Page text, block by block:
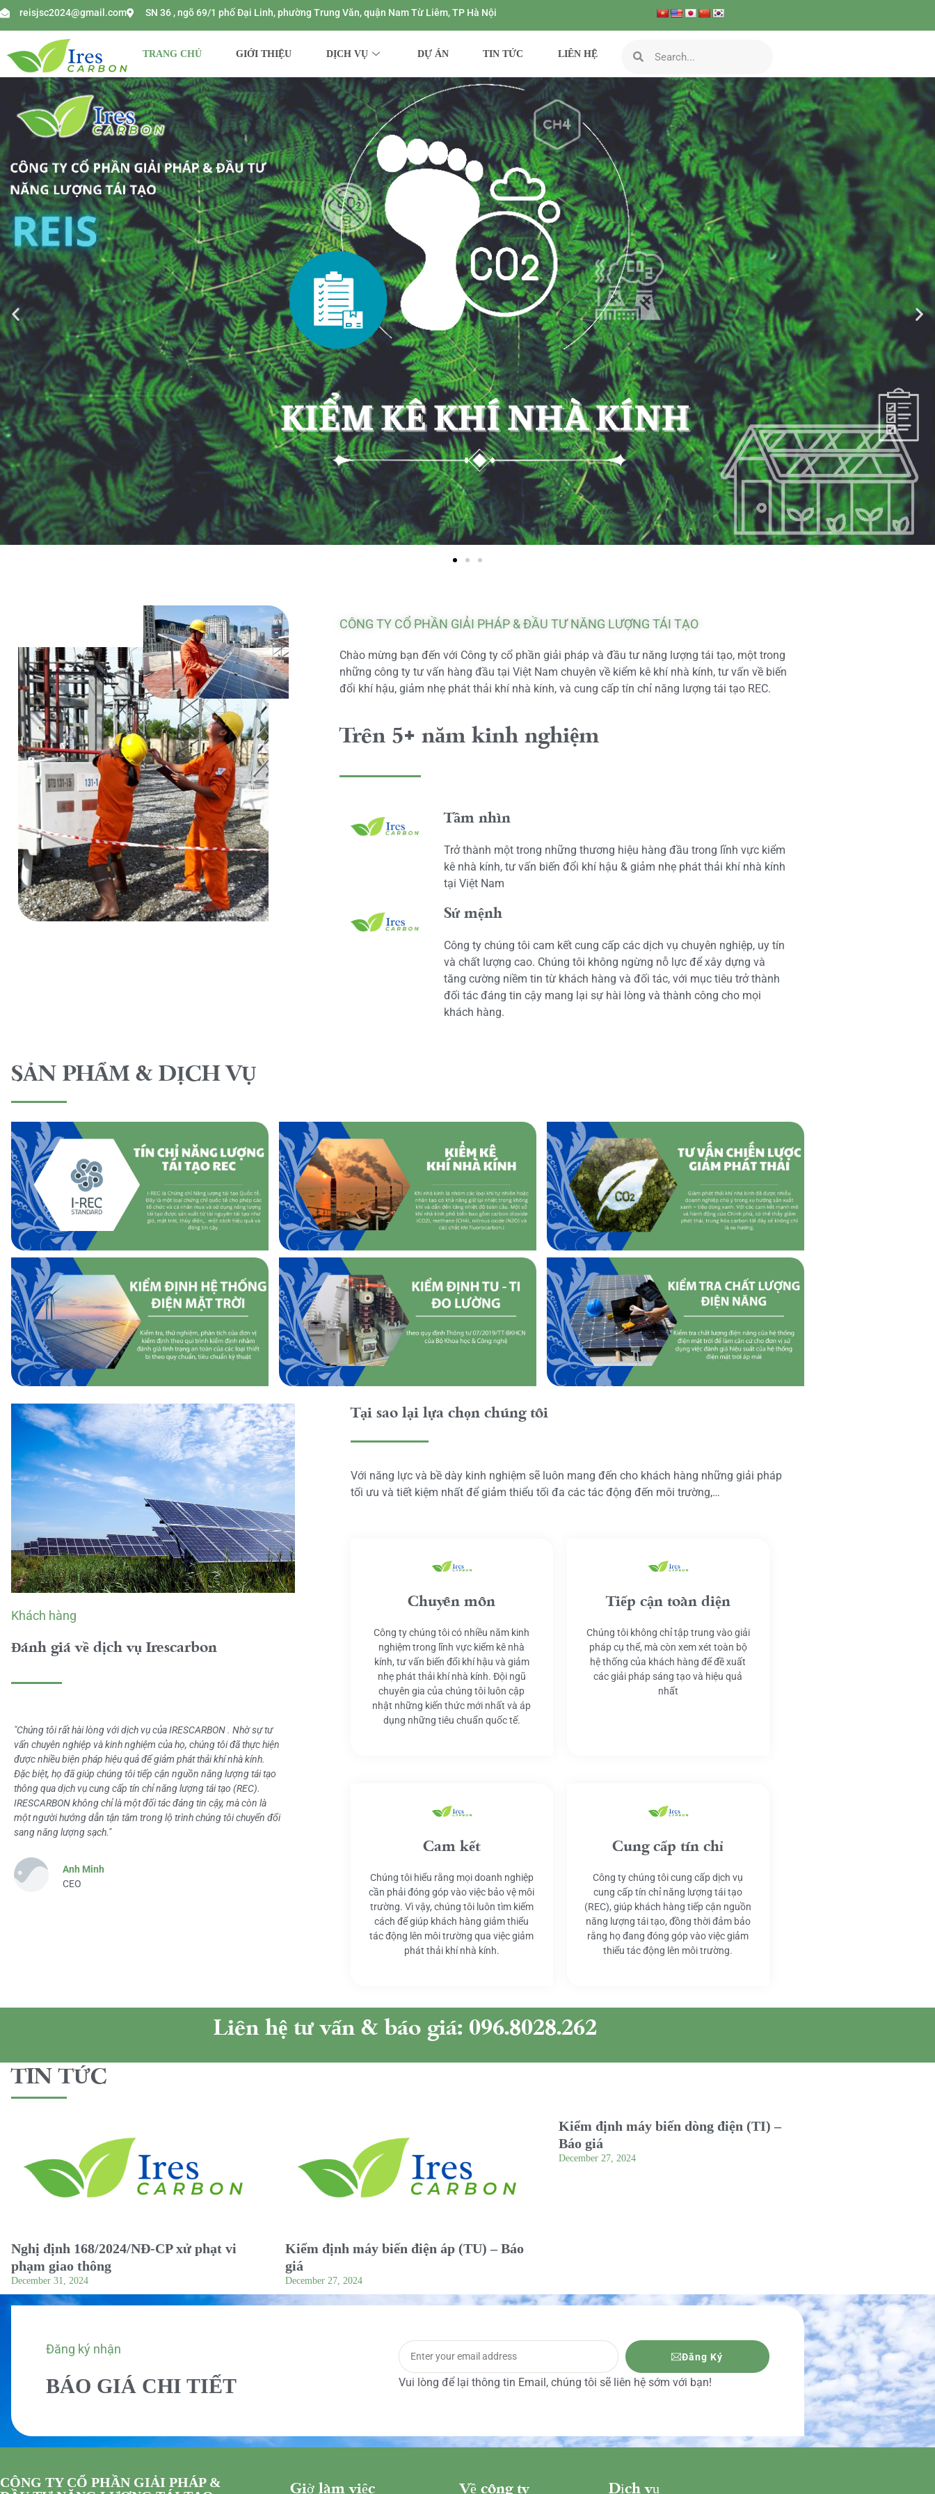
reisjsc2024@gmail.com SN 36 , ngõ 69/1 phố Đại Linh, phường Trung Văn, quận Nam Từ Liêm, TP Hà Nội
TRANG CHỦ GIỚI THIỆU DỊCH VỤ DỰ ÁN TIN TỨC LIÊN HỆ
CÔNG TY CỔ PHẦN GIẢI PHÁP & ĐẦU TƯ NĂNG LƯỢNG TÁI TẠO
Chào mừng bạn đến với Công ty cổ phần giải pháp và đầu tư năng lượng tái tạo, một trong
những công ty tư vấn hàng đầu tại Việt Nam chuyên về kiểm kê khí nhà kính, tư vấn về biến
đổi khí hậu, giảm nhẹ phát thải khí nhà kính, và cung cấp tín chỉ năng lượng tái tạo REC.
Trên 5+ năm kinh nghiệm
Tầm nhìn
Trở thành một trong những thương hiệu hàng đầu trong lĩnh vực kiểm
kê nhà kính, tư vấn biến đổi khí hậu & giảm nhẹ phát thải khí nhà kính
tại Việt Nam
Sứ mệnh
Công ty chúng tôi cam kết cung cấp các dịch vụ chuyên nghiệp, uy tín
và chất lượng cao. Chúng tôi không ngừng nỗ lực để xây dựng và
tăng cường niềm tin từ khách hàng và đối tác, với mục tiêu trở thành
đối tác đáng tin cậy mang lại sự hài lòng và thành công cho mọi
khách hàng.
SẢN PHẨM & DỊCH VỤ
Khách hàng
Đánh giá về dịch vụ Irescarbon
"Chúng tôi rất hài lòng với dịch vụ của IRESCARBON . Nhờ sự tư
vấn chuyên nghiệp và kinh nghiệm của họ, chúng tôi đã thực hiện
được nhiều biện pháp hiệu quả để giảm phát thải khí nhà kính.
Đặc biệt, họ đã giúp chúng tôi tiếp cận nguồn năng lượng tái tạo
thông qua dịch vụ cung cấp tín chỉ năng lượng tái tạo (REC).
IRESCARBON không chỉ là một đối tác đáng tin cậy, mà còn là
một người hướng dẫn tận tâm trong lộ trình chúng tôi chuyển đổi
sang năng lượng sạch."
Anh Minh
CEO
Tại sao lại lựa chọn chúng tôi
Với năng lực và bề dày kinh nghiệm sẽ luôn mang đến cho khách hàng những giải pháp
tối ưu và tiết kiệm nhất để giảm thiểu tối đa các tác động đến môi trường,…
Chuyên môn
Công ty chúng tôi có nhiều năm kinh
nghiệm trong lĩnh vực kiểm kê nhà
kính, tư vấn biến đổi khí hậu và giảm
nhẹ phát thải khí nhà kính. Đội ngũ
chuyên gia của chúng tôi luôn cập
nhật những kiến thức mới nhất và áp
dụng những tiêu chuẩn quốc tế.
Tiếp cận toàn diện
Chúng tôi không chỉ tập trung vào giải
pháp cụ thể, mà còn xem xét toàn bộ
hệ thống của khách hàng để đề xuất
các giải pháp sáng tạo và hiệu quả
nhất
Cam kết
Chúng tôi hiểu rằng mọi doanh nghiệp
cần phải đóng góp vào việc bảo vệ môi
trường. Vì vậy, chúng tôi luôn tìm kiếm
cách để giúp khách hàng giảm thiểu
tác động lên môi trường qua việc giảm
phát thải khí nhà kính.
Cung cấp tín chỉ
Công ty chúng tôi cung cấp dịch vụ
cung cấp tín chỉ năng lượng tái tạo
(REC), giúp khách hàng tiếp cận nguồn
năng lượng tái tạo, đồng thời đảm bảo
rằng họ đang đóng góp vào việc giảm
thiểu tác động lên môi trường.
Liên hệ tư vấn & báo giá: 096.8028.262
TIN TỨC
Nghị định 168/2024/NĐ-CP xử phạt vi
phạm giao thông
December 31, 2024
Kiểm định máy biến điện áp (TU) – Báo
giá
December 27, 2024
Kiểm định máy biến dòng điện (TI) –
Báo giá
December 27, 2024
Đăng ký nhận
BÁO GIÁ CHI TIẾT
Đăng Ký
Vui lòng để lại thông tin Email, chúng tôi sẽ liên hệ sớm với bạn!
CÔNG TY CỔ PHẦN GIẢI PHÁP &
Giờ làm việc Về công ty Dịch vụ